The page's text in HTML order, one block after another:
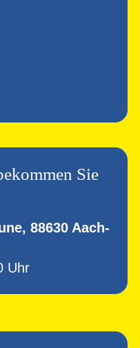
Sie
88630 Aach-
Uhr